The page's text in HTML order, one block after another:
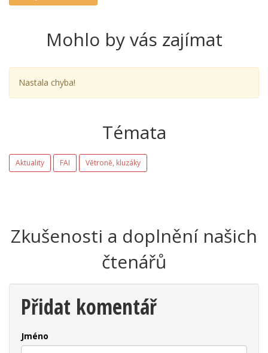
Mohlo by vás zajímat
Nastala chyba!
Témata
Aktuality FAI Větroně, kluzáky
Zkušenosti a doplnění našich
čtenářů
Přidat komentář
Jméno